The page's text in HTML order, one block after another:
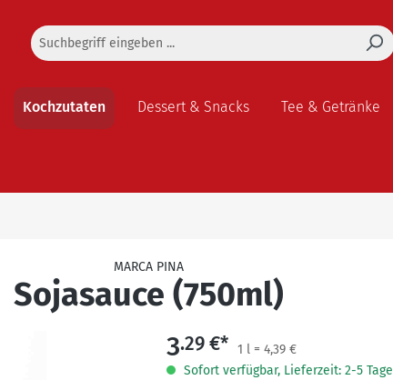
Kochzutaten Dessert & Snacks Tee & Getränke
MARCA PINA
Sojasauce (750ml)
3.29 €* 1 l = 4,39 €
Sofort verfügbar, Lieferzeit: 2-5 Tage